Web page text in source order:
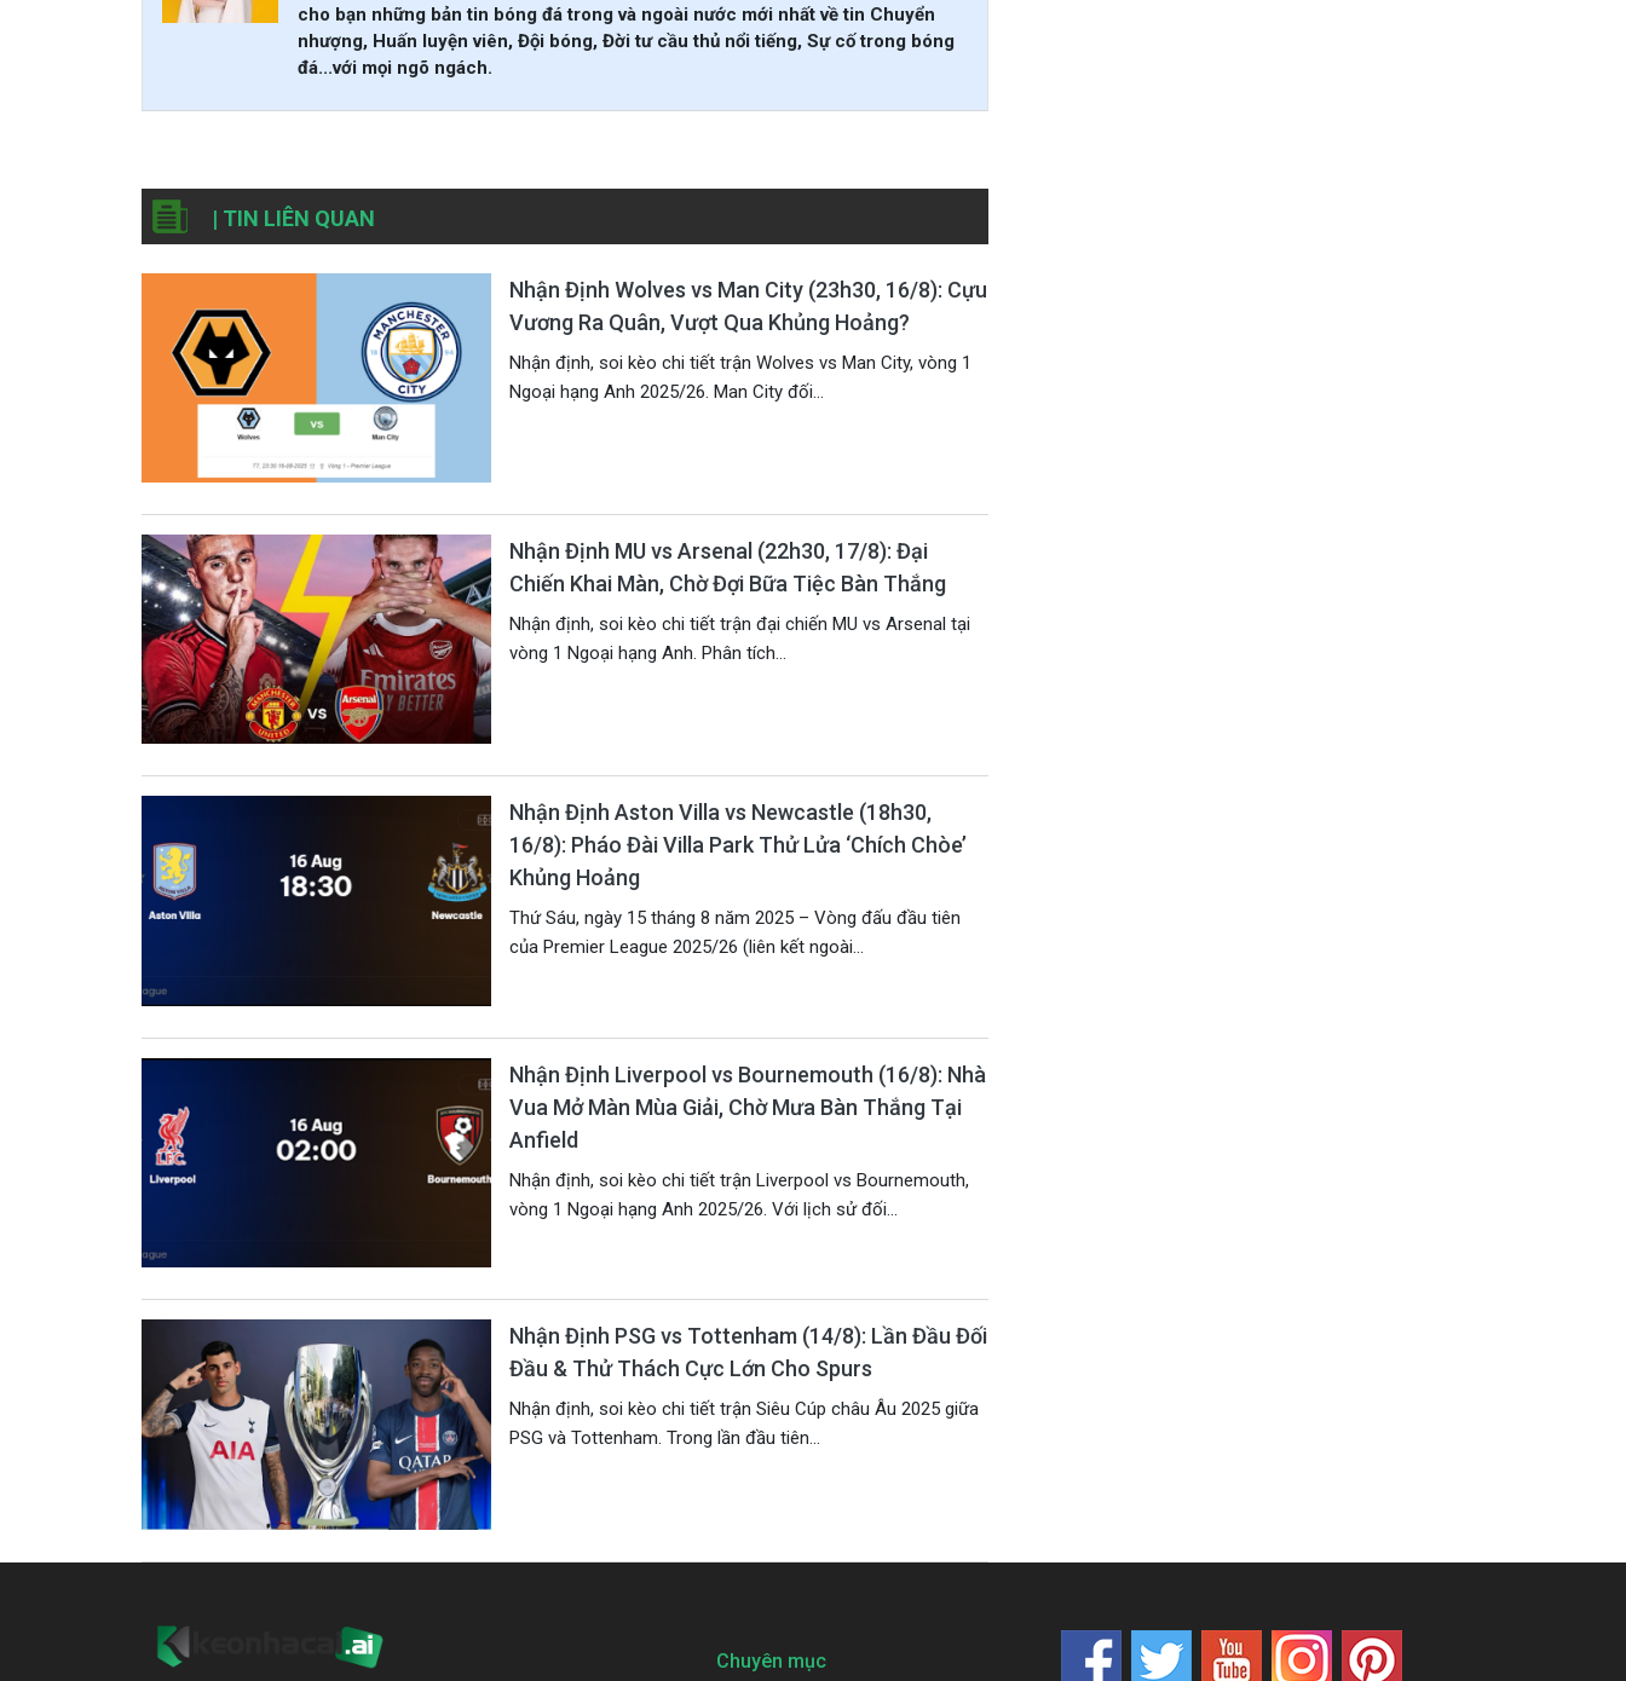
cho bạn những bản tin bóng đá trong và ngoài nước mới nhất về tin Chuyển
nhượng, Huấn luyện viên, Đội bóng, Đời tư cầu thủ nổi tiếng, Sự cố trong bóng
đá...với mọi ngõ ngách.
| TIN LIÊN QUAN
Nhận Định Wolves vs Man City (23h30, 16/8): Cựu
Vương Ra Quân, Vượt Qua Khủng Hoảng?
Nhận định, soi kèo chi tiết trận Wolves vs Man City, vòng 1
Ngoại hạng Anh 2025/26. Man City đối...
Nhận Định MU vs Arsenal (22h30, 17/8): Đại
Chiến Khai Màn, Chờ Đợi Bữa Tiệc Bàn Thắng
Nhận định, soi kèo chi tiết trận đại chiến MU vs Arsenal tại
vòng 1 Ngoại hạng Anh. Phân tích...
Nhận Định Aston Villa vs Newcastle (18h30,
16/8): Pháo Đài Villa Park Thử Lửa ‘Chích Chòe’
Khủng Hoảng
Thứ Sáu, ngày 15 tháng 8 năm 2025 – Vòng đấu đầu tiên
của Premier League 2025/26 (liên kết ngoài...
Nhận Định Liverpool vs Bournemouth (16/8): Nhà
Vua Mở Màn Mùa Giải, Chờ Mưa Bàn Thắng Tại
Anfield
Nhận định, soi kèo chi tiết trận Liverpool vs Bournemouth,
vòng 1 Ngoại hạng Anh 2025/26. Với lịch sử đối...
Nhận Định PSG vs Tottenham (14/8): Lần Đầu Đối
Đầu & Thử Thách Cực Lớn Cho Spurs
Nhận định, soi kèo chi tiết trận Siêu Cúp châu Âu 2025 giữa
PSG và Tottenham. Trong lần đầu tiên...
Chuyên mục